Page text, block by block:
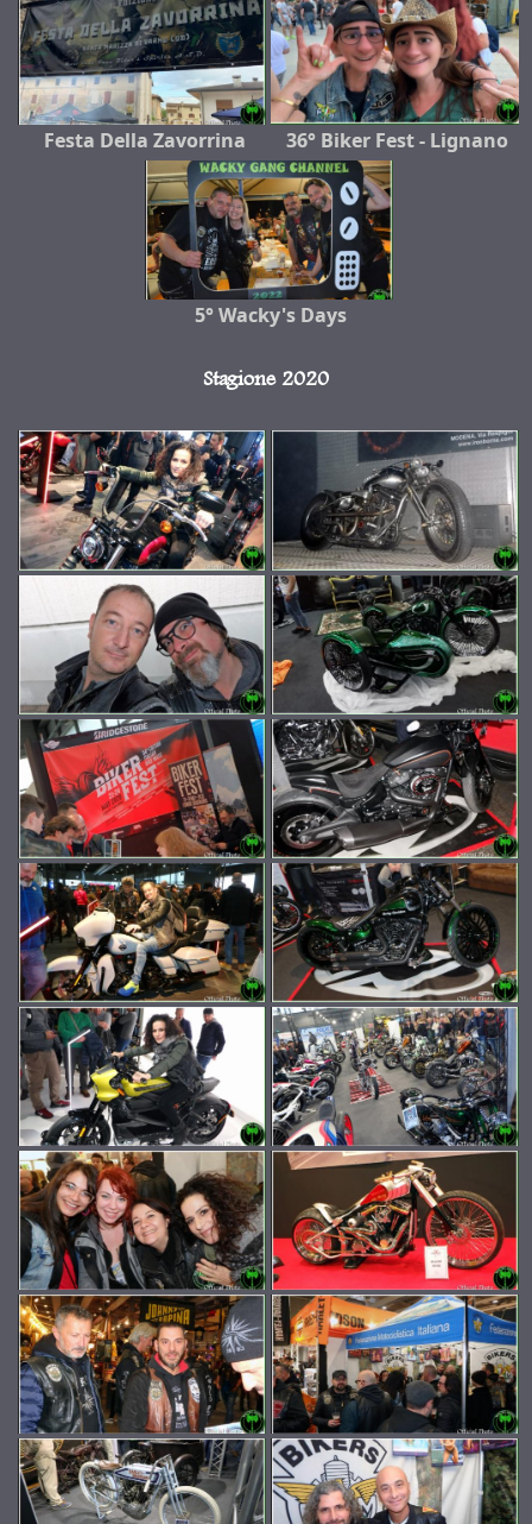
Festa Della Zavorrina 36° Biker Fest - Lignano
5° Wacky's Days
Stagione 2020